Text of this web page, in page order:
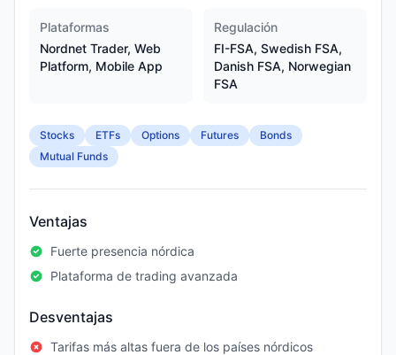
Plataformas
Nordnet Trader, Web
Platform, Mobile App
Regulación
FI-FSA, Swedish FSA,
Danish FSA, Norwegian
FSA
Stocks ETFs Options Futures
Bonds
Mutual Funds
Ventajas
Fuerte presencia nórdica
Plataforma de trading avanzada
Desventajas
Tarifas más altas fuera de los países nórdicos